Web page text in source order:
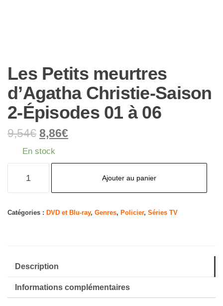
Les Petits meurtres
d’Agatha Christie-Saison
2-Épisodes 01 à 06
9,54€ 8,86€
En stock
Petits
Saison
Épisodes
Ajouter au panier
Catégories : DVD et Blu-ray, Genres, Policier, Séries TV
Description
Informations complémentaires